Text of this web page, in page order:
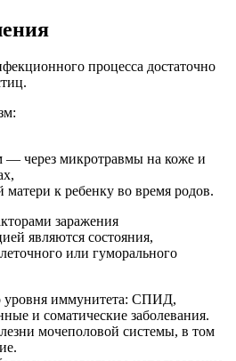
процесса достаточно
— через микротравмы на коже и
к ребенку во время родов.
заражения
являются состояния,
или гуморального
уровня иммунитета: СПИД,
и соматические заболевания.
мочеполовой системы, в том